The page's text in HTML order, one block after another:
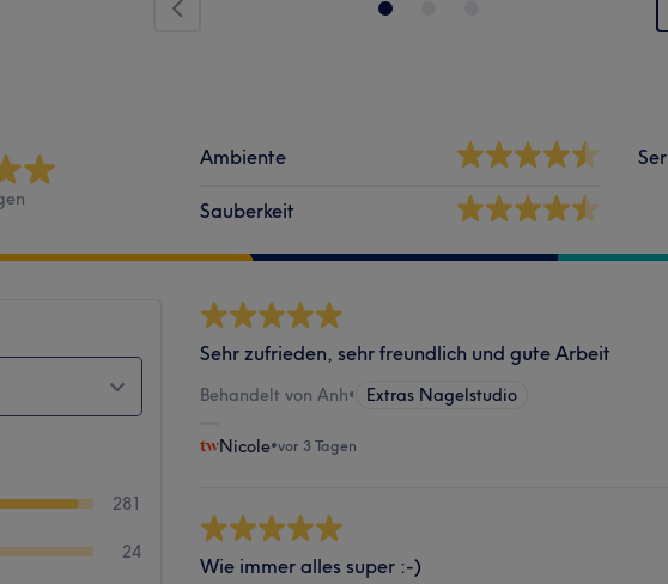
Ambiente
Sauberkeit
281
24
Sehr zufrieden, sehr freundlich und gute Arbeit
Behandelt von Anh• Extras Nagelstudio
Nicole•vor 3 Tagen
Wie immer alles super :-)